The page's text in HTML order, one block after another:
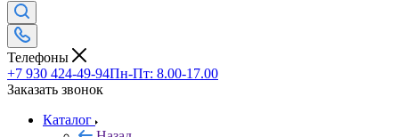
Телефоны
+7 930 424-49-94Пн-Пт: 8.00-17.00
Заказать звонок
Каталог